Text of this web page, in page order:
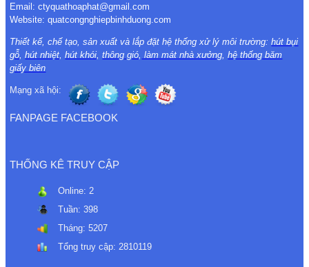
Email: ctyquathoaphat@gmail.com
Website: quatcongnghiepbinhduong.com
Thiết kế, chế tạo, sản xuất và lắp đặt hệ thống xử lý môi trường:hút bụi
gỗ ,hút nhiệt ,hút khói ,thông gió làm mát nhà xưởng ,hệ thống băm
giấy biên
Mạng xã hội:
FANPAGE FACEBOOK
THỐNG KÊ TRUY CẬP
Online: 2
Tuần:398
Tháng:5207
Tổng truy cập: 2810119